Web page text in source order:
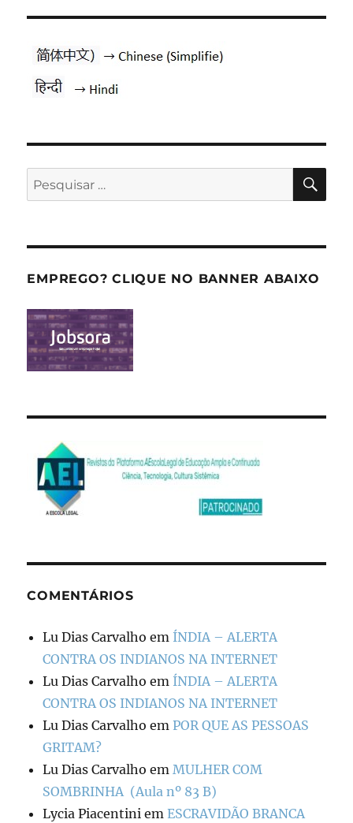
Pesquisar
por:
EMPREGO? CLIQUE NO BANNER ABAIXO
COMENTÁRIOS
Lu Dias Carvalho em ÍNDIA – ALERTA
CONTRA OS INDIANOS NA INTERNET
Lu Dias Carvalho em ÍNDIA – ALERTA
CONTRA OS INDIANOS NA INTERNET
Lu Dias Carvalho emPOR QUE AS PESSOAS
GRITAM?
Lu Dias Carvalho emMULHER COM
SOMBRINHA (Aula nº 83 B)
Lycia Piacentini emESCRAVIDÃO BRANCA